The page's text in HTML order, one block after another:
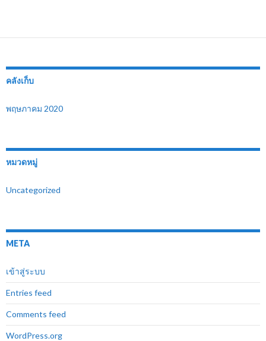
คลังเก็บ
พฤษภาคม 2020
หมวดหมู่
Uncategorized
META
เข้าสู่ระบบ
Entries feed
Comments feed
WordPress.org